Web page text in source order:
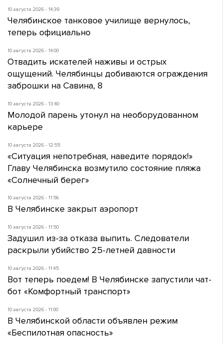
10 августа 2026 - 14:39
Челябинское танковое училище вернулось,
теперь официально
10 августа 2026 - 14:00
Отвадить искателей наживы и острых
ощущений. Челябинцы добиваются ограждения
заброшки на Савина, 8
10 августа 2026 - 13:40
Молодой парень утонул на необорудованном
карьере
10 августа 2026 - 12:55
«Ситуация непотребная, наведите порядок!»
Главу Челябинска возмутило состояние пляжа
«Солнечный берег»
10 августа 2026 - 11:56
В Челябинске закрыт аэропорт
10 августа 2026 - 11:50
Задушил из-за отказа выпить. Следователи
раскрыли убийство 25-летней давности
10 августа 2026 - 11:45
Вот теперь поедем! В Челябинске запустили чат-
бот «Комфортный транспорт»
10 августа 2026 - 11:00
В Челябинской области объявлен режим
«Беспилотная опасность»